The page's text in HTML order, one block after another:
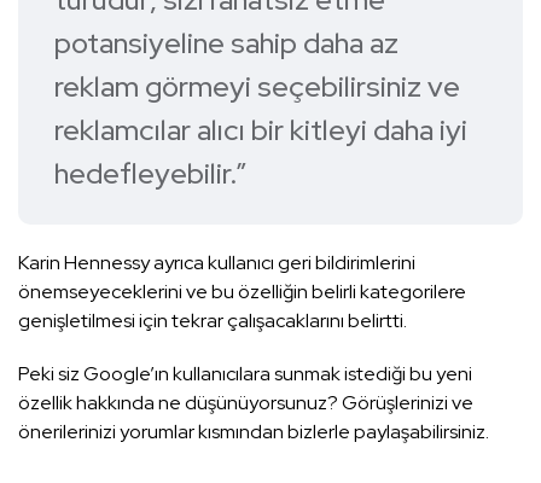
potansiyeline sahip daha az
reklam görmeyi seçebilirsiniz ve
reklamcılar alıcı bir kitleyi daha iyi
hedefleyebilir.”
Karin Hennessy ayrıca kullanıcı geri bildirimlerini
önemseyeceklerini ve bu özelliğin belirli kategorilere
genişletilmesi için tekrar çalışacaklarını belirtti.
Peki siz Google’ın kullanıcılara sunmak istediği bu yeni
özellik hakkında ne düşünüyorsunuz? Görüşlerinizi ve
önerilerinizi yorumlar kısmından bizlerle paylaşabilirsiniz.